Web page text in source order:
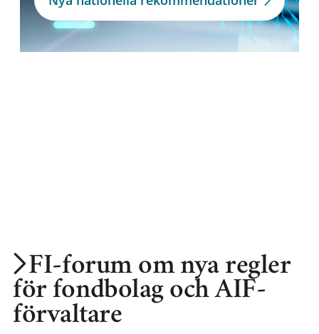
FI-forum om nya regler
för fondbolag och AIF-
förvaltare